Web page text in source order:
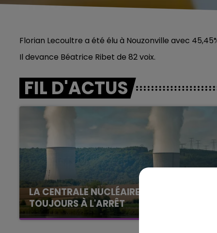
7h00 - 12h00
LE WEEK-END CHAMPAGNE FM
Florian Lecoultre a été élu à Nouzonville avec
Il devance Béatrice Ribet de 82 voix.
FIL D'ACTUS
LA CENTRALE NUCLÉAIRE DE CHOOZ
TOUJOURS À L'ARRÊT
Cela fait déjà une semaine que la centrale